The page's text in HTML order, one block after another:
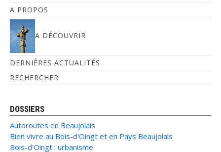
A PROPOS
A DÉCOUVRIR
DERNIÈRES ACTUALITÉS
RECHERCHER
DOSSIERS
Autoroutes en Beaujolais
Bien vivre au Bois-d'Oingt et en Pays Beaujolais
Bois-d'Oingt : urbanisme